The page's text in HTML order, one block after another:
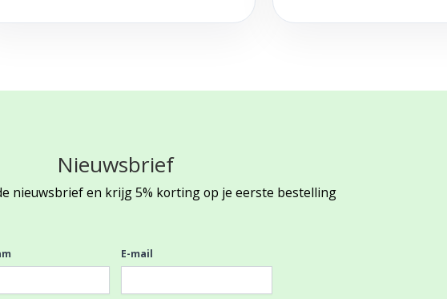
Nieuwsbrief
nieuwsbrief en krijg 5% korting op je eerste bestelling
E-mail